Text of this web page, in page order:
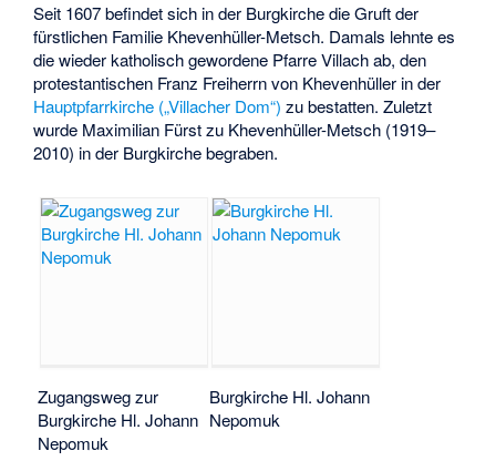
Seit 1607 befindet sich in der Burgkirche die Gruft der
fürstlichen Familie Khevenhüller-Metsch. Damals lehnte es
die wieder katholisch gewordene Pfarre Villach ab, den
protestantischen Franz Freiherrn von Khevenhüller in der
Hauptpfarrkirche („Villacher Dom“) zu bestatten. Zuletzt
wurde Maximilian Fürst zu Khevenhüller-Metsch (1919–
2010) in der Burgkirche begraben.
Zugangsweg zur
Burgkirche Hl. Johann
Nepomuk
Burgkirche Hl. Johann
Nepomuk